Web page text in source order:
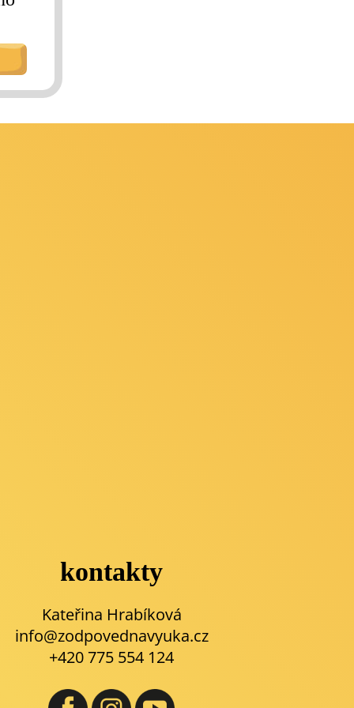
kontakty
Kateřina Hrabíková
info@zodpovednavyuka.cz
+420 775 554 124